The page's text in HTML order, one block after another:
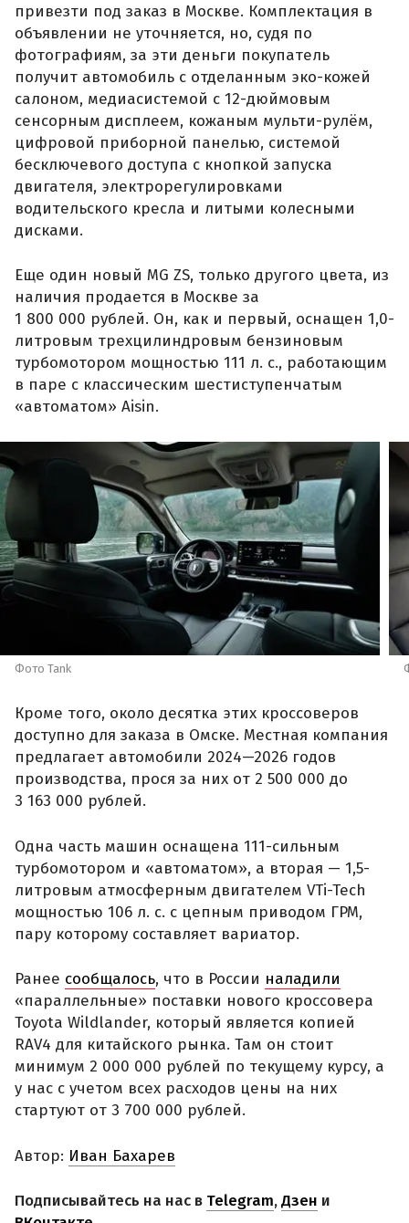
привезти под заказ в Москве. Комплектация в
объявлении не уточняется, но, судя по
фотографиям, за эти деньги покупатель
получит автомобиль с отделанным эко-кожей
салоном, медиасистемой с 12-дюймовым
сенсорным дисплеем, кожаным мульти-рулём,
цифровой приборной панелью, системой
бесключевого доступа с кнопкой запуска
двигателя, электрорегулировками
водительского кресла и литыми колесными
дисками.
Еще один новый MG ZS, только другого цвета, из
наличия продается в Москве за
1 800 000 рублей. Он, как и первый, оснащен 1,0-
литровым трехцилиндровым бензиновым
турбомотором мощностью 111 л. с., работающим
в паре с классическим шестиступенчатым
«автоматом» Aisin.
Фото Tank
Кроме того, около десятка этих кроссоверов
доступно для заказа в Омске. Местная компания
предлагает автомобили 2024—2026 годов
производства, прося за них от 2 500 000 до
3 163 000 рублей.
Одна часть машин оснащена 111-сильным
турбомотором и «автоматом», а вторая — 1,5-
литровым атмосферным двигателем VTi-Tech
мощностью 106 л. с. с цепным приводом ГРМ,
пару которому составляет вариатор.
Ранее сообщалось, что в России наладили
«параллельные» поставки нового кроссовера
Toyota Wildlander, который является копией
RAV4 для китайского рынка. Там он стоит
минимум 2 000 000 рублей по текущему курсу, а
у нас с учетом всех расходов цены на них
стартуют от 3 700 000 рублей.
Автор: Иван Бахарев
Подписывайтесь на нас в Telegram,Дзен и